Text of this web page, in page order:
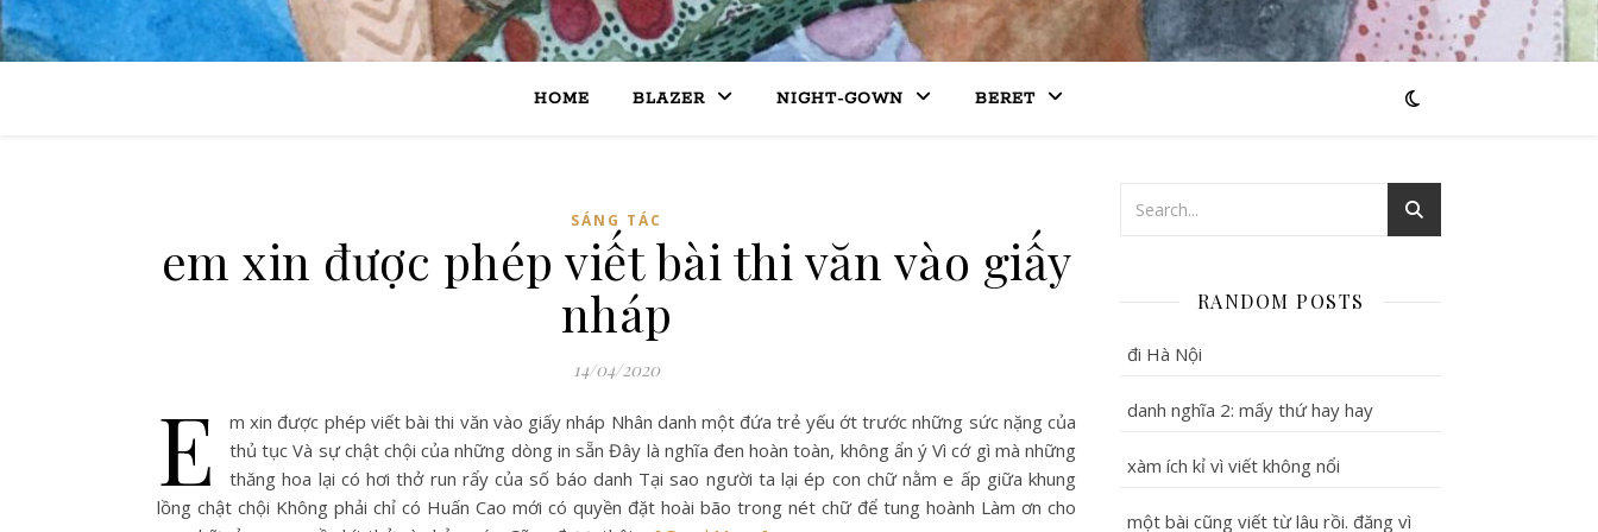
HOME BLAZER NIGHT-GOWN BERET
SÁNG TÁC
em xin được phép viết bài thi văn vào giấy
nháp
14/04/2020
E
m xin được phép viết bài thi văn vào giấy nháp Nhân danh một đứa trẻ yếu ớt trước những sức nặng của
thủ tục Và sự chật chội của những dòng in sẵn Đây là nghĩa đen hoàn toàn, không ẩn ý Vì cớ gì mà những
thăng hoa lại có hơi thở run rẩy của số báo danh Tại sao người ta lại ép con chữ nằm e ấp giữa khung
lồng chật chội Không phải chỉ có Huấn Cao mới có quyền đặt hoài bão trong nét chữ để tung hoành Làm ơn cho
RANDOM POSTS
đi Hà Nội
danh nghĩa 2: mấy thứ hay hay
xàm ích kỉ vì viết không nổi
một bài cũng viết từ lâu rồi. đăng vì